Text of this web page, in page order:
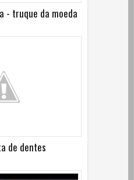
- truque da moeda
de dentes